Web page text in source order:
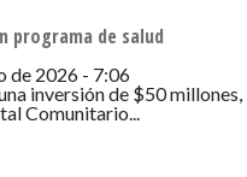
la incorporación de
Punta Delgada.
con la atención de un
las necesidades
programa de salud
de 2026 - 7:06
inversión de $50 millones,
Comunitario...